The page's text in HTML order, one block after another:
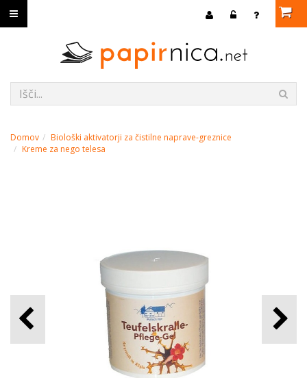
Domov
Biološki aktivatorji za čistilne naprave-greznice
Kreme za nego telesa